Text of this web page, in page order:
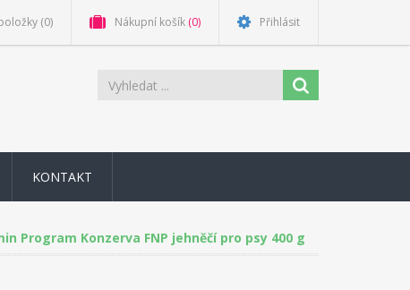
(0) Nákupní košík (0) Přihlásit
KONTAKT
Program Konzerva FNP jehněčí pro psy 400 g